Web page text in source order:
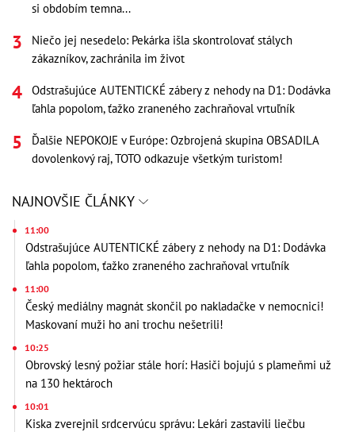
si obdobím temna...
Niečo jej nesedelo: Pekárka išla skontrolovať stálych
zákazníkov, zachránila im život
Odstrašujúce AUTENTICKÉ zábery z nehody na D1: Dodávka
ľahla popolom, ťažko zraneného zachraňoval vrtuľník
Ďalšie NEPOKOJE v Európe: Ozbrojená skupina OBSADILA
dovolenkový raj, TOTO odkazuje všetkým turistom!
NAJNOVŠIE ČLÁNKY
11:00
Odstrašujúce AUTENTICKÉ zábery z nehody na D1: Dodávka
ľahla popolom, ťažko zraneného zachraňoval vrtuľník
11:00
Český mediálny magnát skončil po nakladačke v nemocnici!
Maskovaní muži ho ani trochu nešetrili!
10:25
Obrovský lesný požiar stále horí: Hasiči bojujú s plameňmi už
na 130 hektároch
10:01
Kiska zverejnil srdcervúcu správu: Lekári zastavili liečbu